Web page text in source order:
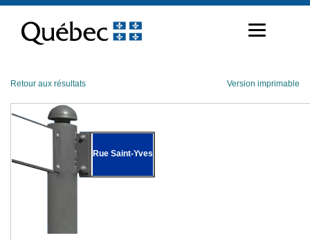
contenu
Retour aux résultats Version imprimable
Rue Saint-Yves